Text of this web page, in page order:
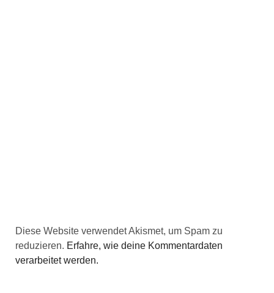
Diese Website verwendet Akismet, um Spam zu
reduzieren. Erfahre, wie deine Kommentardaten
verarbeitet werden.